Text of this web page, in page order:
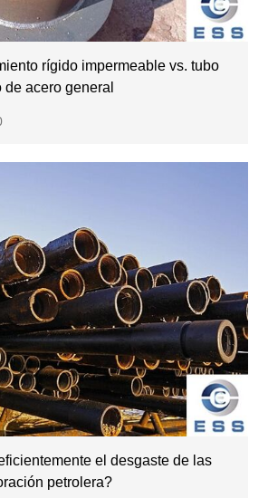
rígido impermeable vs. tubo
acero general
el desgaste de las
petrolera?